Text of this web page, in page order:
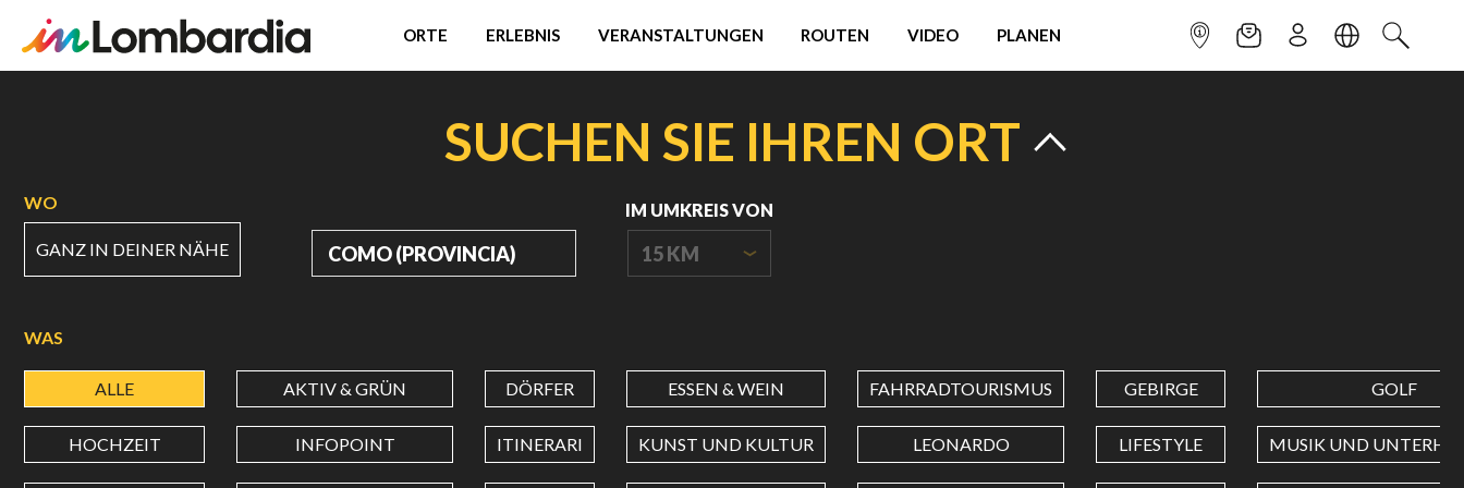
ORTE ERLEBNIS VERANSTALTUNGEN ROUTEN VIDEO PLANEN INFOPUNKTNEWSLETTER
ANMELDENSPRACHESUCHEN
SUCHEN SIE IHREN ORT
WO
GANZ IN DEINER NÄHE WO
IM UMKREIS VON
15 KM
BREITENGRAD
WAS
ALLE AKTIV & GRÜN DÖRFER ESSEN & WEIN FAHRRADTOURISMUS GEBIRGE GOLF
HOCHZEIT INFOPOINT ITINERARI KUNST UND KULTUR LEONARDO LIFESTYLE MUSIK UND